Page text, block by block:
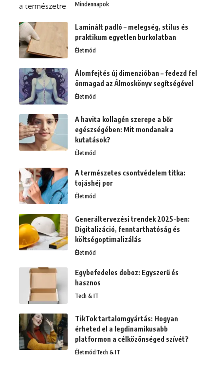
Mindennapok
Laminált padló – melegség, stílus és
praktikum egyetlen burkolatban
Életmód
Álomfejtés új dimenzióban – fedezd fel
önmagad az Álmoskönyv segítségével
Életmód
A havita kollagén szerepe a bőr
egészségében: Mit mondanak a
kutatások?
Életmód
A természetes csontvédelem titka:
tojáshéj por
Életmód
Generáltervezési trendek 2025-ben:
Digitalizáció, fenntarthatóság és
költségoptimalizálás
Életmód
Egybefedeles doboz: Egyszerű és
hasznos
Tech & IT
TikTok tartalomgyártás: Hogyan
érheted el a legdinamikusabb
platformon a célközönséged szívét?
ÉletmódTech & IT